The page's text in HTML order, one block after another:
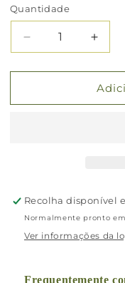
Quantidade
Quantidade
Diminuir
quantidade
Ervas
Clark
de
Ervas
Clark
Recolha disponível
Normalmente pronto
Ver informações da
Frequentemente